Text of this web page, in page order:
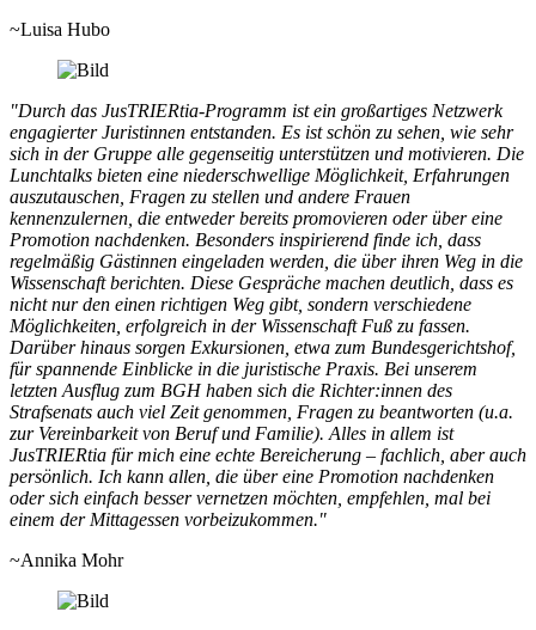
~Luisa Hubo
"Durch das JusTRIERtia-Programm ist ein großartiges Netzwerk
engagierter Juristinnen entstanden. Es ist schön zu sehen, wie sehr
sich in der Gruppe alle gegenseitig unterstützen und motivieren. Die
Lunchtalks bieten eine niederschwellige Möglichkeit, Erfahrungen
auszutauschen, Fragen zu stellen und andere Frauen
kennenzulernen, die entweder bereits promovieren oder über eine
Promotion nachdenken. Besonders inspirierend finde ich, dass
regelmäßig Gästinnen eingeladen werden, die über ihren Weg in die
Wissenschaft berichten. Diese Gespräche machen deutlich, dass es
nicht nur den einen richtigen Weg gibt, sondern verschiedene
Möglichkeiten, erfolgreich in der Wissenschaft Fuß zu fassen.
Darüber hinaus sorgen Exkursionen, etwa zum Bundesgerichtshof,
für spannende Einblicke in die juristische Praxis. Bei unserem
letzten Ausflug zum BGH haben sich die Richter:innen des
Strafsenats auch viel Zeit genommen, Fragen zu beantworten (u.a.
zur Vereinbarkeit von Beruf und Familie). Alles in allem ist
JusTRIERtia für mich eine echte Bereicherung – fachlich, aber auch
persönlich. Ich kann allen, die über eine Promotion nachdenken
oder sich einfach besser vernetzen möchten, empfehlen, mal bei
einem der Mittagessen vorbeizukommen."
~Annika Mohr